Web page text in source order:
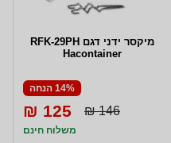
מיקסר ידני דגם RFK-29PH
Hacontainer
14% הנחה
146 ₪
125 ₪
משלוח חינם